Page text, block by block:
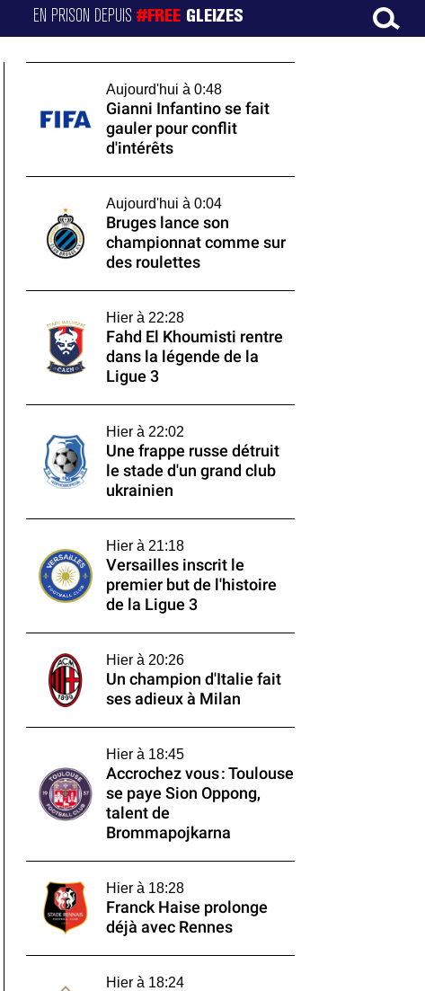
EN PRISON DEPUIS#FREE GLEIZES
Aujourd'hui à 0:48
Gianni Infantino se fait
gauler pour conflit
d'intérêts
Aujourd'hui à 0:04
Bruges lance son
championnat comme sur
des roulettes
Hier à 22:28
Fahd El Khoumisti rentre
dans la légende de la
Ligue 3
Hier à 22:02
Une frappe russe détruit
le stade d'un grand club
ukrainien
Hier à 21:18
Versailles inscrit le
premier but de l'histoire
de la Ligue 3
Hier à 20:26
Un champion d'Italie fait
ses adieux à Milan
Hier à 18:45
Accrochez vous : Toulouse
se paye Sion Oppong,
talent de
Brommapojkarna
Hier à 18:28
Franck Haise prolonge
déjà avec Rennes
Hier à 18:24